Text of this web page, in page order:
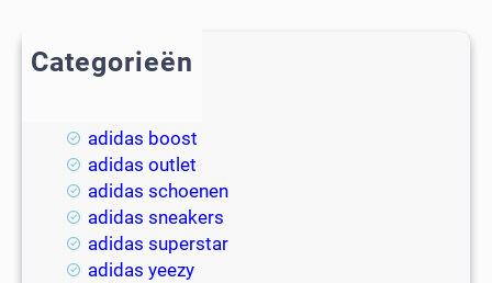
Categorieën
adidas boost
adidas outlet
adidas schoenen
adidas sneakers
adidas superstar
adidas yeezy